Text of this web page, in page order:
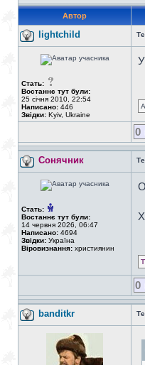
Автор
lightchild
Стать:
Востаннє тут були:
25 січня 2010, 22:54
Написано: 446
Звідки: Kyiv, Ukraine
0
Сонячник
Стать:
Востаннє тут були:
14 червня 2026, 06:47
Написано: 4694
Звідки: Україна
Віровизнання: християнин
0
banditkr